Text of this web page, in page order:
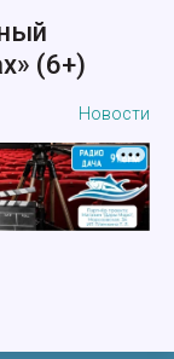
(6+)
Новости